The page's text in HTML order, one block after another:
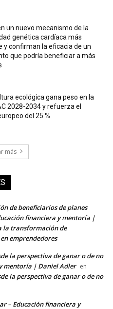
un nuevo mecanismo de la
genética cardíaca más
y confirman la eficacia de un
que podría beneficiar a más
ecológica gana peso en la
2028-2034 y refuerza el
del 25 %
más
de beneficiarios de planes
financiera y mentoría |
la transformación de
emprendedores
la perspectiva de ganar o de no
mentoría | Daniel Adler en
la perspectiva de ganar o de no
– Educación financiera y